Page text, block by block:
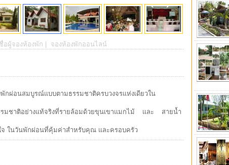
อผู้จองห้องพัก | จองห้องพักออนไลน์
กผ่อนสมบูรณ์แบบตามธรรมชาติครบวงจรแห่งเดียวใน
มชาติอย่างแท้จริงที่รายล้อมด้วยขุนเขาแมกไม้ และ สายน้ำ
จ ในวันพักผ่อนที่คุ้มค่าสำหรับคุณ และครอบครัว